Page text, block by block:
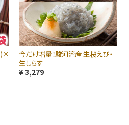
)×
今だけ増量！駿河湾産 生桜えび・
生しらす
¥ 3,279